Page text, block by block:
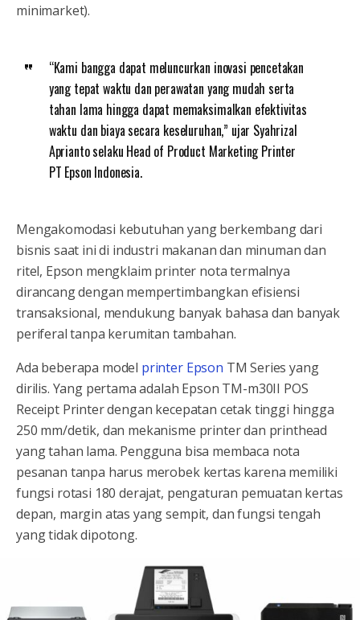
minimarket).
“Kami bangga dapat meluncurkan inovasi pencetakan
yang tepat waktu dan perawatan yang mudah serta
tahan lama hingga dapat memaksimalkan efektivitas
waktu dan biaya secara keseluruhan,” ujar Syahrizal
Aprianto selaku Head of Product Marketing Printer
PT Epson Indonesia.
Mengakomodasi kebutuhan yang berkembang dari
bisnis saat ini di industri makanan dan minuman dan
ritel, Epson mengklaim printer nota termalnya
dirancang dengan mempertimbangkan efisiensi
transaksional, mendukung banyak bahasa dan banyak
periferal tanpa kerumitan tambahan.
Ada beberapa model printer Epson TM Series yang
dirilis. Yang pertama adalah Epson TM-m30II POS
Receipt Printer dengan kecepatan cetak tinggi hingga
250 mm/detik, dan mekanisme printer dan printhead
yang tahan lama. Pengguna bisa membaca nota
pesanan tanpa harus merobek kertas karena memiliki
fungsi rotasi 180 derajat, pengaturan pemuatan kertas
depan, margin atas yang sempit, dan fungsi tengah
yang tidak dipotong.